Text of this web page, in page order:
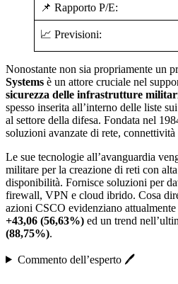
📌 Rapporto P/E:
📈 Previsioni:
Nonostante non sia propriamente un
Systems è un attore cruciale nel
sicurezza delle infrastrutture
spesso inserita all’interno delle liste
al settore della difesa. Fondata nel
soluzioni avanzate di rete,
Le sue tecnologie all’avanguardia
militare per la creazione di reti con
disponibilità. Fornisce soluzioni per
firewall, VPN e cloud ibrido. Cosa
azioni CSCO evidenziano
+43,06 (56,63%) ed un trend
(88,75%).
Commento dell’esperto 🖊️